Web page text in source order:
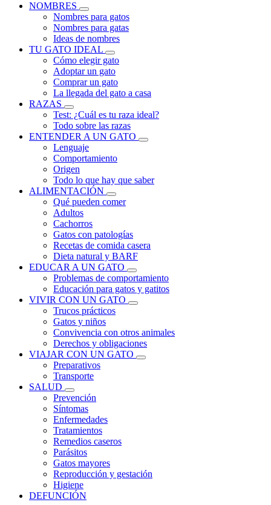
NOMBRES
Nombres para gatos
Nombres para gatas
Ideas de nombres
TU GATO IDEAL
Cómo elegir gato
Adoptar un gato
Comprar un gato
La llegada del gato a casa
RAZAS
Test: ¿Cuál es tu raza ideal?
Todo sobre las razas
ENTENDER A UN GATO
Lenguaje
Comportamiento
Origen
Todo lo que hay que saber
ALIMENTACIÓN
Qué pueden comer
Adultos
Cachorros
Gatos con patologías
Recetas de comida casera
Dieta natural y BARF
EDUCAR A UN GATO
Problemas de comportamiento
Educación para gatos y gatitos
VIVIR CON UN GATO
Trucos prácticos
Gatos y niños
Convivencia con otros animales
Derechos y obligaciones
VIAJAR CON UN GATO
Preparativos
Transporte
SALUD
Prevención
Síntomas
Enfermedades
Tratamientos
Remedios caseros
Parásitos
Gatos mayores
Reproducción y gestación
Higiene
DEFUNCIÓN